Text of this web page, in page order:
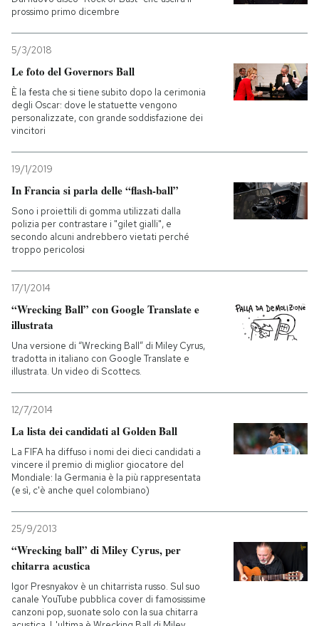
prossimo primo dicembre
5/3/2018
Le foto del Governors Ball
È la festa che si tiene subito dopo la cerimonia
degli Oscar: dove le statuette vengono
personalizzate, con grande soddisfazione dei
vincitori
19/1/2019
In Francia si parla delle “flash-ball”
Sono i proiettili di gomma utilizzati dalla
polizia per contrastare i "gilet gialli", e
secondo alcuni andrebbero vietati perché
troppo pericolosi
17/1/2014
“Wrecking Ball” con Google Translate e
illustrata
Una versione di “Wrecking Ball” di Miley Cyrus,
tradotta in italiano con Google Translate e
illustrata. Un video di Scottecs.
12/7/2014
La lista dei candidati al Golden Ball
La FIFA ha diffuso i nomi dei dieci candidati a
vincere il premio di miglior giocatore del
Mondiale: la Germania è la più rappresentata
(e sì, c'è anche quel colombiano)
25/9/2013
“Wrecking ball” di Miley Cyrus, per
chitarra acustica
Igor Presnyakov è un chitarrista russo. Sul suo
canale YouTube pubblica cover di famosissime
canzoni pop, suonate solo con la sua chitarra